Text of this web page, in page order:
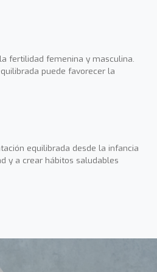
fertilidad femenina y masculina.
puede favorecer la
equilibrada desde la infancia
y a crear hábitos saludables